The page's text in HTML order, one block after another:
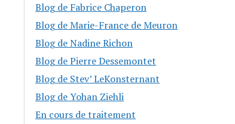
Blog de Fabrice Chaperon
Blog de Marie-France de Meuron
Blog de Nadine Richon
Blog de Pierre Dessemontet
Blog de Stev’ LeKonsternant
Blog de Yohan Ziehli
En cours de traitement